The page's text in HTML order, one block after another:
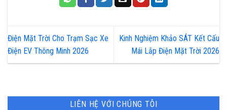
Điện Mặt Trời Cho Trạm Sạc Xe
Điện EV Thông Minh 2026
Kinh Nghiệm Khảo SÁT Kết Cấu
Mái Lắp Điện Mặt Trời 2026
LIÊN HỆ VỚI CHÚNG TÔI